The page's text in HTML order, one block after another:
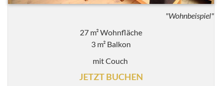
"Wohnbeispiel"
27 m² Wohnfläche
3 m² Balkon
mit Couch
JETZT BUCHEN